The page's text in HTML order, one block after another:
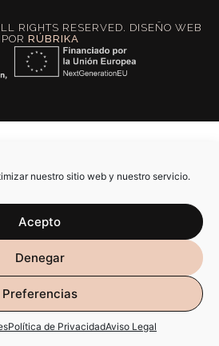
nuestro sitio web y nuestro servicio.
Acepto
Denegar
Preferencias
Política de PrivacidadAviso Legal
RIGHTS RESERVED. DISEÑO WEB
POR RÚBRIKA